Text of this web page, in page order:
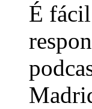
É